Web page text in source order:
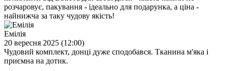
розчаровує, пакування - ідеально для подарунка, а ціна -
найнижча за таку чудову якість!
Емілія
20 вересня 2025 (12:00)
Чудовий комплект, донці дуже сподобався. Тканина м'яка і
приємна на дотик.